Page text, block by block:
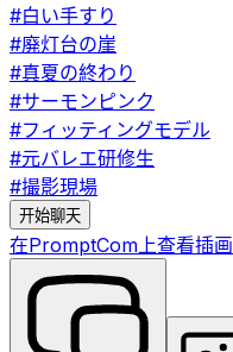
#白い手すり
#廃灯台の崖
#真夏の終わり
#サーモンピンク
#フィッティングモデル
#元バレエ研修生
#撮影現場
开始聊天
在PromptCom上查看插画